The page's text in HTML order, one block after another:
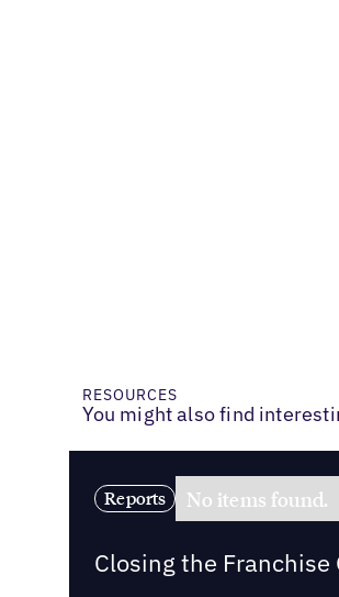
RESOURCES
You might also find
Reports No items found.
Closing the Franchise